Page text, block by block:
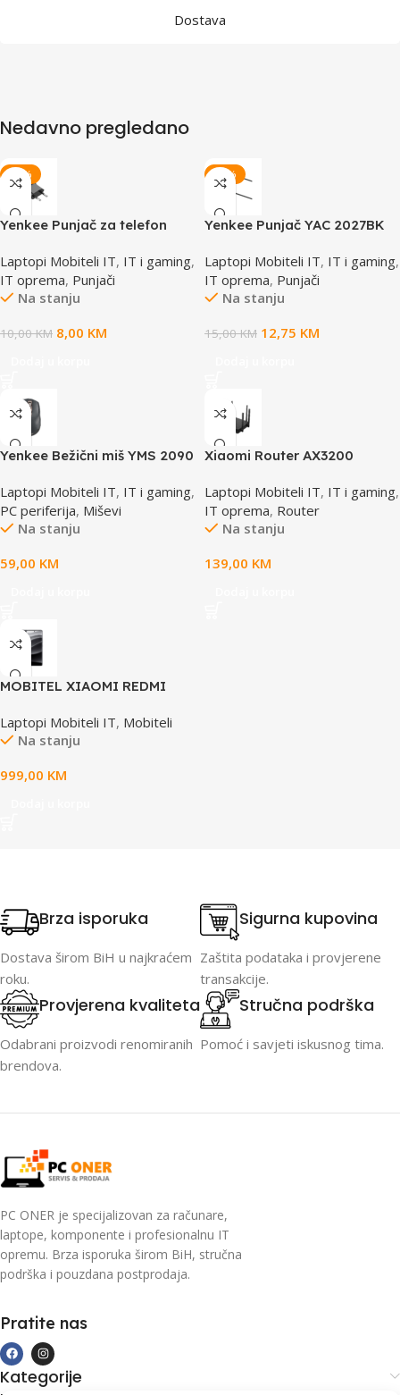
Dostava
Nedavno pregledano
-20%
Yenkee Punjač za telefon
Laptopi Mobiteli IT, IT i gaming,
IT oprema, Punjači
Na stanju
10,00KM 8,00 KM
-15%
Yenkee Punjač YAC 2027BK
Laptopi Mobiteli IT, IT i gaming,
IT oprema, Punjači
Na stanju
15,00KM 12,75 KM
Yenkee Bežični miš YMS 2090
Laptopi Mobiteli IT, IT i gaming,
PC periferija, Miševi
Na stanju
59,00 KM
Xiaomi Router AX3200
Laptopi Mobiteli IT, IT i gaming,
IT oprema, Router
Na stanju
139,00 KM
MOBITEL XIAOMI REDMI
512GB BLACK
Laptopi Mobiteli IT, Mobiteli
Na stanju
999,00 KM
Brza isporuka
Dostava širom BiH u najkraćem
roku.
Sigurna kupovina
Zaštita podataka i provjerene
transakcije.
Provjerena kvaliteta
Odabrani proizvodi renomiranih
brendova.
Stručna podrška
Pomoć i savjeti iskusnog tima.
PC ONER je specijalizovan za računare,
laptope, komponente i profesionalnu IT
opremu. Brza isporuka širom BiH, stručna
podrška i pouzdana postprodaja.
Pratite nas
Kategorije